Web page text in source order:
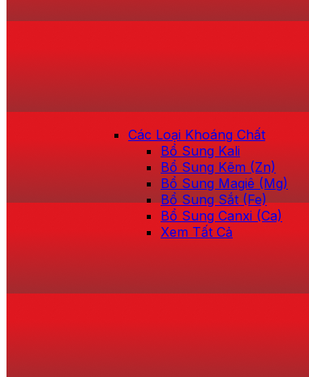
Các Loại Khoáng Chất
Bổ Sung Kali
Bổ Sung Kẽm (Zn)
Bổ Sung Magiê (Mg)
Bổ Sung Sắt (Fe)
Bổ Sung Canxi (Ca)
Xem Tất Cả